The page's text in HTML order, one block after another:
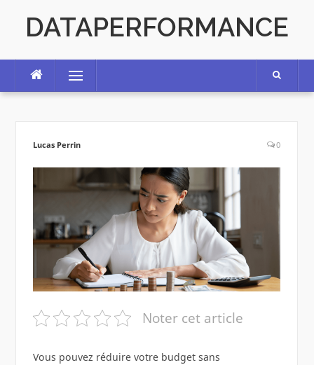
contentDATAPERFORMANCE
Menu
Lucas Perrin 0
Noter cet article
Vous pouvez réduire votre budget sans